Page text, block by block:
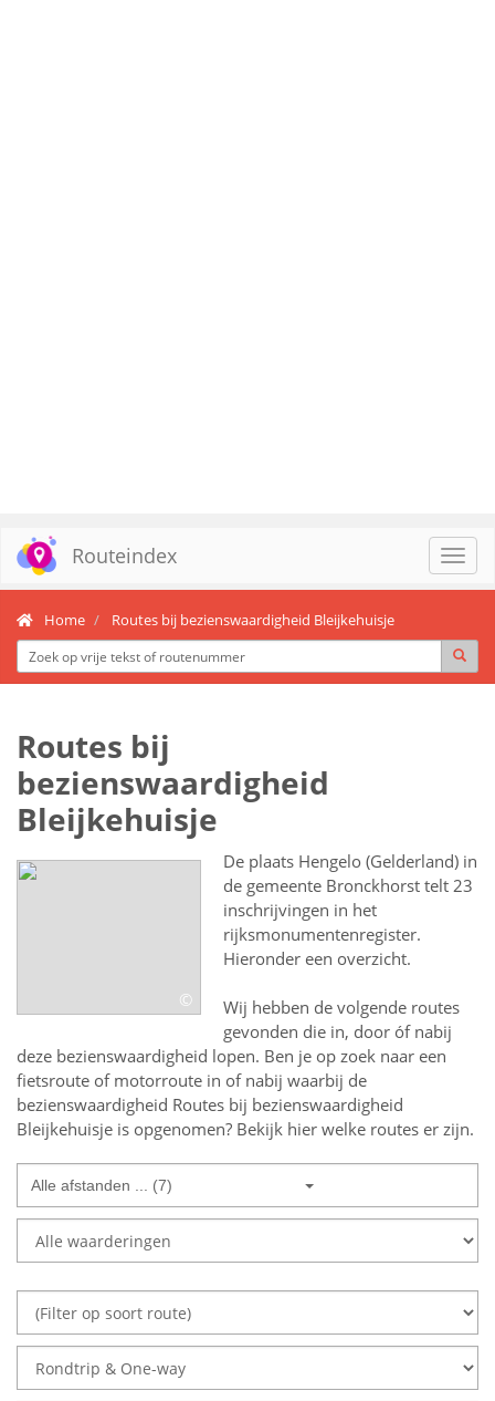
Routeindex
Home Routes bij bezienswaardigheid Bleijkehuisje
Routes bij
bezienswaardigheid
Bleijkehuisje
©
De plaats Hengelo (Gelderland) in
de gemeente Bronckhorst telt 23
inschrijvingen in het
rijksmonumentenregister.
Hieronder een overzicht.
Wij hebben de volgende routes
gevonden die in, door óf nabij
deze bezienswaardigheid lopen. Ben je op zoek naar een
fietsroute of motorroute in of nabij waarbij de
bezienswaardigheid Routes bij bezienswaardigheid
Bleijkehuisje is opgenomen? Bekijk hier welke routes er zijn.
Alle afstanden ... (7)